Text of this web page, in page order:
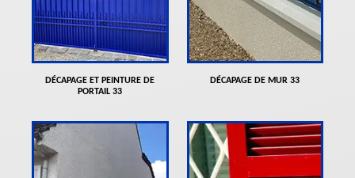
DÉCAPAGE ET PEINTURE DE
PORTAIL 33
DÉCAPAGE DE MUR 33